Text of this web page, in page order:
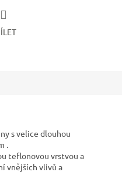
s velice dlouhou
.
teflonovou vrstvou a
vnějších vlivů a